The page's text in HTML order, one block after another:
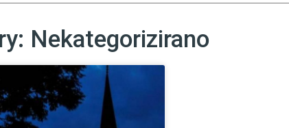
Nekategorizirano